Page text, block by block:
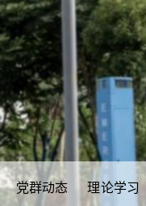
党群动态 理论学习